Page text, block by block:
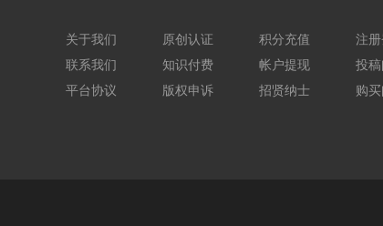
关于我们
联系我们
平台协议
原创认证
知识付费
版权申诉
积分充值
帐户提现
招贤纳士
注
投
购